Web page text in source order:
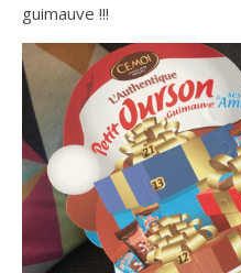
guimauve !!!